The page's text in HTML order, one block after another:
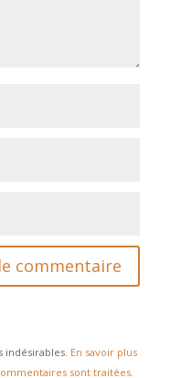
En savoir plus
sont traitées.